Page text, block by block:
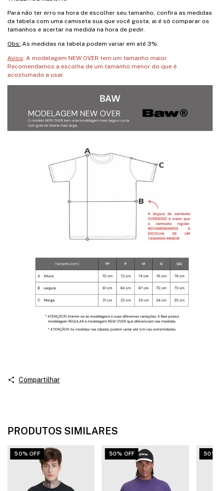
Para não ter erro na hora de escolher seu tamanho, confira as medidas
da tabela com uma camiseta sua que você gosta, ai é só comparar os
tamanhos e acertar na medida na hora de pedir.
Obs: As medidas na tabela podem variar em até 3%.
Aviso: A modelagem NEW OVER tem um tamanho maior.
Recomendamos a escolha de um tamanho menor do que é
acostumado a usar.
Compartilhar
PRODUTOS SIMILARES
50% OFF 50% OFF 50%